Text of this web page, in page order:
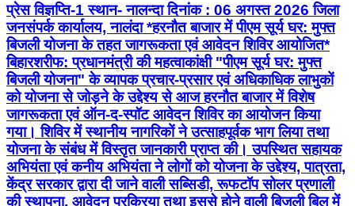
प्रेस विज्ञप्ति-1 स्थान- नालन्दा दिनांक : 06 अगस्त 2026 जिला
जनसंपर्क कार्यालय, नालंदा *हरनौत बाजार में पीएम सूर्य घर: मुफ्त
बिजली योजना के तहत जागरूकता एवं आवेदन शिविर आयोजित*
बिहारशरीफ: प्रधानमंत्री की महत्वाकांक्षी "पीएम सूर्य घर: मुफ्त
बिजली योजना" के व्यापक प्रचार-प्रसार एवं अधिकाधिक लाभुकों
को योजना से जोड़ने के उद्देश्य से आज हरनौत बाजार में विशेष
जागरूकता एवं ऑन-द-स्पॉट आवेदन शिविर का आयोजन किया
गया। शिविर में स्थानीय नागरिकों ने उत्साहपूर्वक भाग लिया तथा
योजना के संबंध में विस्तृत जानकारी प्राप्त की। उपस्थित सहायक
अभियंता एवं कनीय अभियंता ने लोगों को योजना के उद्देश्य, पात्रता,
केंद्र सरकार द्वारा दी जाने वाली सब्सिडी, रूफटॉप सोलर प्रणाली
की स्थापना, आवेदन प्रक्रिया तथा इससे होने वाली बिजली बिल में